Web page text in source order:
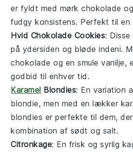
er fyldt med mørk chokolade
fudgy konsistens. Perfekt til en
Hvid Chokolade Cookies:
på ydersiden og bløde indeni.
chokolade og en smulevanilje,
godbid til enhver tid.
Karamel Blondies: En variation
blondie, men med en lækker
blondies er perfekte til dem,
kombination af sødt og salt.
Citronkage: En frisk og syrlig